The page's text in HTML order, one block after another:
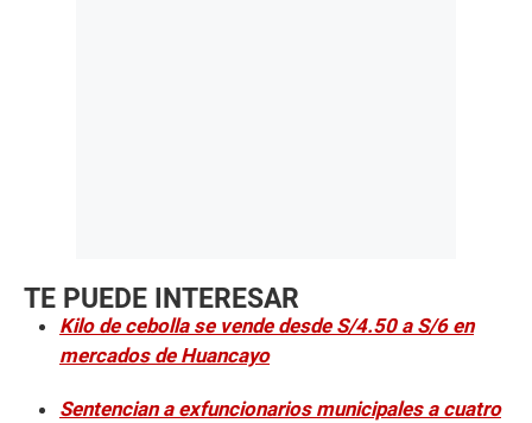
TE PUEDE INTERESAR
Kilo de cebolla se vende desde S/4.50 a S/6 en
mercados de Huancayo
Sentencian a exfuncionarios municipales a cuatro